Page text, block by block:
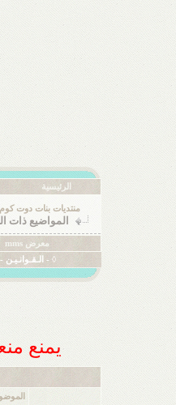
الرئيسية
منتديات بنات دوت كوم
المواضيع ذات
معرض mms
◊ - الـقـوانـيـن -
يمنع